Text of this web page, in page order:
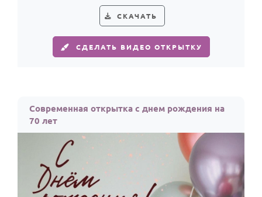
СКАЧАТЬ
СДЕЛАТЬ ВИДЕО ОТКРЫТКУ
Современная открытка с днем рождения на
70 лет